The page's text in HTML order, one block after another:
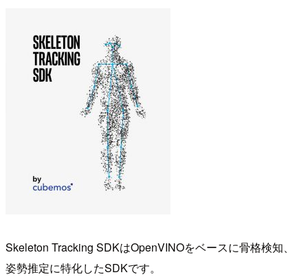
Skeleton Tracking SDKはOpenVINOをベースに骨格検知、
姿勢推定に特化したSDKです。